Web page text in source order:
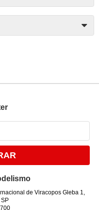
de Viracopos Gleba 1,
SP